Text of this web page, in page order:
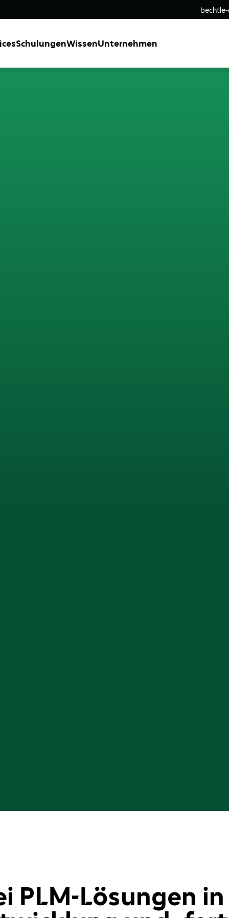
SchulungenWissenUnternehmen
PLM-Lösungen